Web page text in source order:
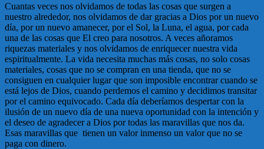
Cuantas veces nos olvidamos de todas las cosas que surgen a
nuestro alrededor, nos olvidamos de dar gracias a Dios por un nuevo
día, por un nuevo amanecer, por el Sol, la Luna, el agua, por cada
una de las cosas que El creo para nosotros. A veces añoramos
riquezas materiales y nos olvidamos de enriquecer nuestra vida
espiritualmente. La vida necesita muchas más cosas, no solo cosas
materiales, cosas que no se compran en una tienda, que no se
consiguen en cualquier lugar que son imposible encontrar cuando se
está lejos de Dios, cuando perdemos el camino y decidimos transitar
por el camino equivocado. Cada día deberíamos despertar con la
ilusión de un nuevo día de una nueva oportunidad con la intención y
el deseo de agradecer a Dios por todas las maravillas que nos da.
Esas maravillas que tienen un valor inmenso un valor que no se
paga con dinero.